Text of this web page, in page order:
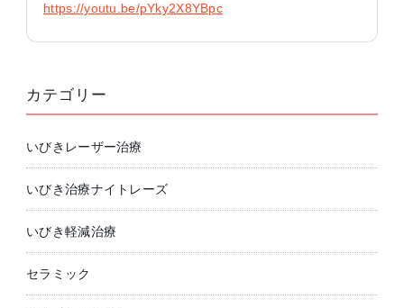
https://youtu.be/pYky2X8YBpc
カテゴリー
いびきレーザー治療
いびき治療ナイトレーズ
いびき軽減治療
セラミック